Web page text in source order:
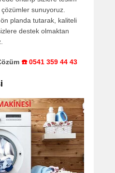
sunuyoruz.
planda tutarak, kaliteli
destek olmaktan
☎️ 0541 359 44 43